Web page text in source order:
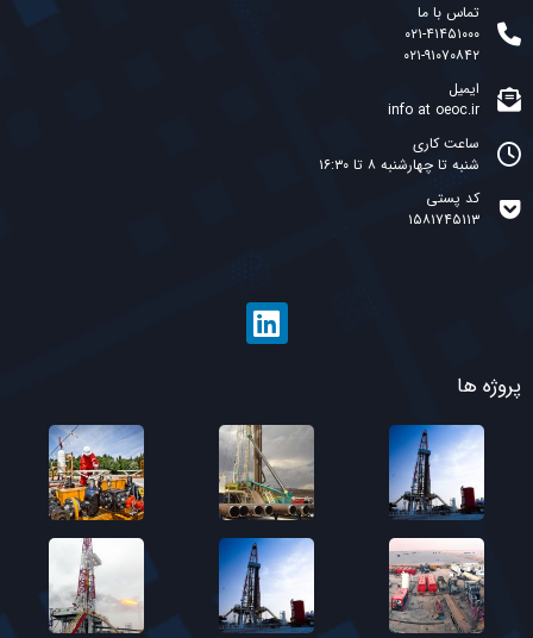
تماس با ما
۰۲۱-۴۱۴۵۱۰۰۰
۰۲۱-۹۱۰۷۰۸۴۲
ایمیل
info at oeoc.ir
ساعت کاری
شنبه تا چهارشنبه ۸ تا ۱۶:۳۰
کد پستی
۱۵۸۱۷۴۵۱۱۳
پروژه ها